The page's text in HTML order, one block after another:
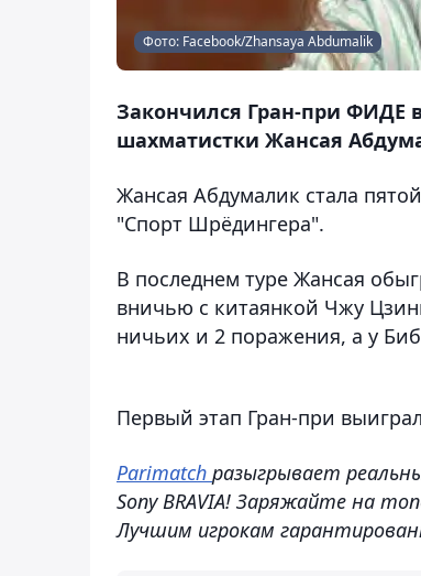
Фото: Facebook/Zhansaya Abdumalik
Закончился Гран-при ФИДЕ
шахматистки Жансая
Жансая Абдумалик стала
"Спорт Шрёдингера".
В последнем туре Жансая
вничью с китаянкой Чжу
ничьих и 2 поражения, а у
Первый этап Гран-при
Parimatch разыгрывает
Sony BRAVIA! Заряжайте на
Лучшим игрокам